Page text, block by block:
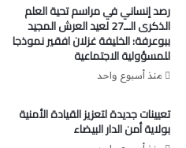
رصد إنساني في مراسم تحية العلم
الذكرى الــ27 لعيد العرش المجيد
ببوعرفة: الخليفة غزلان افقير نموذجا
للمسؤولية الاجتماعية
منذ أسبوع واحد
تعيينات جديدة لتعزيز القيادة الأمنية
بولاية أمن الدار البيضاء